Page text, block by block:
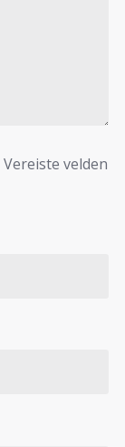
Vereiste velden